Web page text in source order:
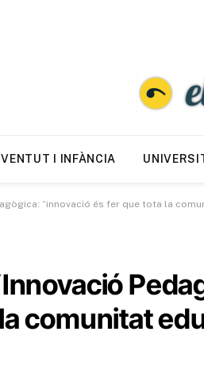
I INFÀNCIA
“innovació és fer que tota la
comunitat